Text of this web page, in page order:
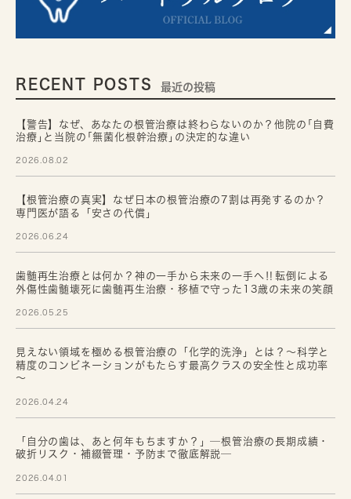
RECENT POSTS 最近の投稿
【警告】なぜ、あなたの根管治療は終わらないのか？他院の｢自費
治療｣と当院の｢無菌化根幹治療｣の決定的な違い
2026.08.02
【根管治療の真実】なぜ日本の根管治療の7割は再発するのか？
専門医が語る「安さの代償」
2026.06.24
歯髄再生治療とは何か？神の一手から未来の一手へ‼転倒による
外傷性歯髄壊死に歯髄再生治療・移植で守った13歳の未来の笑顔
2026.05.25
見えない領域を極める根管治療の「化学的洗浄」とは？～科学と
精度のコンビネーションがもたらす最高クラスの安全性と成功率
～
2026.04.24
「自分の歯は、あと何年もちますか？」─根管治療の長期成績・
破折リスク・補綴管理・予防まで徹底解説─
2026.04.01